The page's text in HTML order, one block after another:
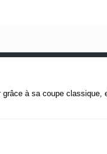
à sa coupe classique,